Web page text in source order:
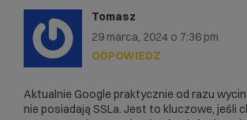
Tomasz
29 marca, 2024 o 7:36 pm
Aktualnie Google praktycznie od razu
nie posiadają SSLa. Jest to kluczowe, jeśli
ODPOWIEDZ